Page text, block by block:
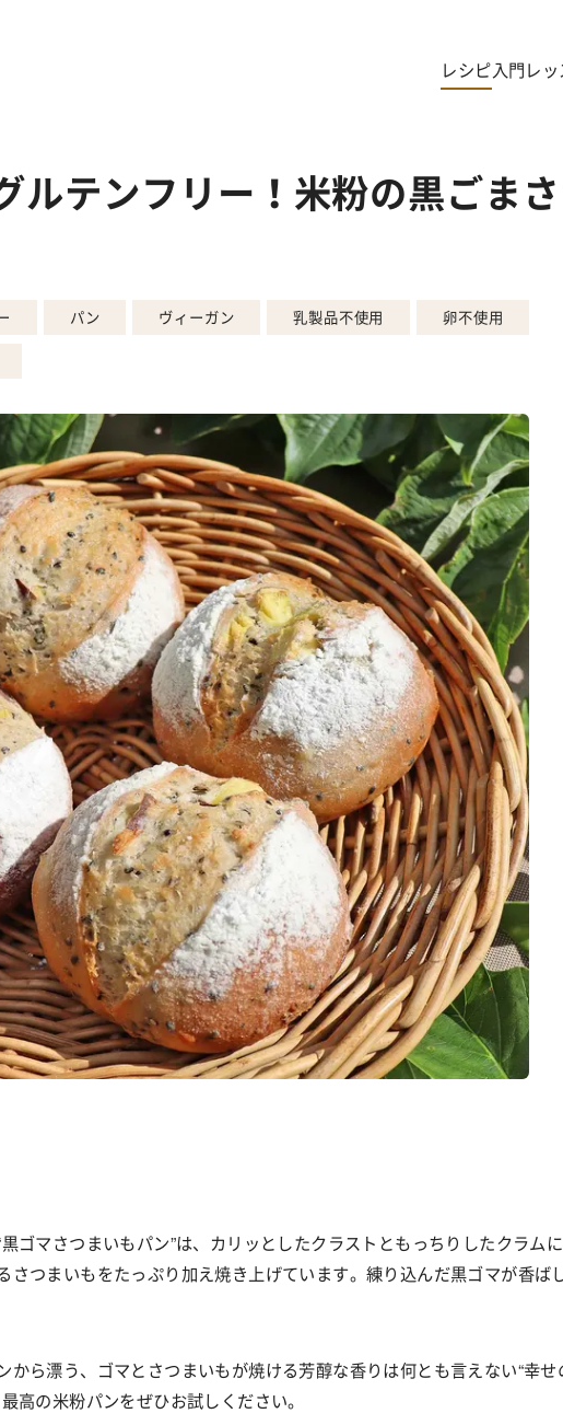
レシピ 入門レッ
ルテンフリー！米粉の黒ごま
パン ヴィーガン 乳製品不使用 卵不使用
黒ゴマさつまいもパン”は、カリッとしたクラストともっちりしたクラムに
さつまいもをたっぷり加え焼き上げています。練り込んだ黒ゴマが香ば
から漂う、ゴマとさつまいもが焼ける芳醇な香りは何とも言えない“幸せ
高の米粉パンをぜひお試しください。